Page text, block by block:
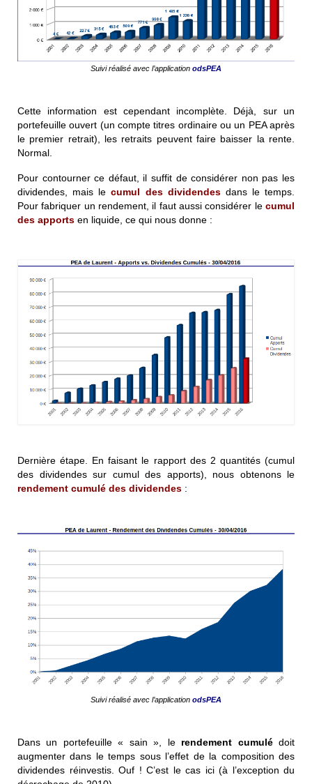
Suivi réalisé avec l’application odsPEA
Cette information est cependant incomplète. Déjà, sur un
portefeuille ouvert (un compte titres ordinaire ou un PEA après
le premier retrait), les retraits peuvent faire baisser la rente.
Normal.
Pour contourner ce défaut, il suffit de considérer non pas les
dividendes, mais le cumul des dividendesdans le temps.
Pour fabriquer un rendement, il faut aussi considérer le cumul
des apports en liquide, ce qui nous donne :
Dernière étape. En faisant le rapport des 2 quantités (cumul
des dividendes sur cumul des apports), nous obtenons le
rendement cumulé des dividendes :
Suivi réalisé avec l’application odsPEA
Dans un portefeuille « sain », le rendement cumulédoit
augmenter dans le temps sous l’effet de la composition des
dividendes réinvestis. Ouf ! C’est le cas ici (à l’exception du